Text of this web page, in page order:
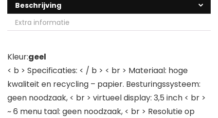
Beschrijving
Extra informatie
Kleur:geel
< b > Specificaties: < / b > < br > Materiaal: hoge
kwaliteit en recycling – papier. Besturingssysteem:
geen noodzaak, < br > virtueel display: 3,5 inch < br >
~ 6 menu taal: geen noodzaak, < br > Resolutie op